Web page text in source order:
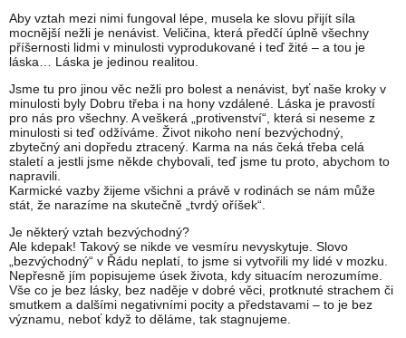
Aby vztah mezi nimi fungoval lépe, musela ke slovu přijít síla
mocnější nežli je nenávist. Veličina, která předčí úplně všechny
příšernosti lidmi v minulosti vyprodukované i teď žité – a tou je
láska… Láska je jedinou realitou.
Jsme tu pro jinou věc nežli pro bolest a nenávist, byť naše kroky v
minulosti byly Dobru třeba i na hony vzdálené. Láska je pravostí
pro nás pro všechny. A veškerá „protivenství“, která si neseme z
minulosti si teď odžíváme. Život nikoho není bezvýchodný,
zbytečný ani dopředu ztracený. Karma na nás čeká třeba celá
staletí a jestli jsme někde chybovali, teď jsme tu proto, abychom to
napravili.
Karmické vazby žijeme všichni a právě v rodinách se nám může
stát, že narazíme na skutečně „tvrdý oříšek“.
Je některý vztah bezvýchodný?
Ale kdepak! Takový se nikde ve vesmíru nevyskytuje. Slovo
„bezvýchodný“ v Řádu neplatí, to jsme si vytvořili my lidé v mozku.
Nepřesně jím popisujeme úsek života, kdy situacím nerozumíme.
Vše co je bez lásky, bez naděje v dobré věci, protknuté strachem či
smutkem a dalšími negativními pocity a představami – to je bez
významu, neboť když to děláme, tak stagnujeme.